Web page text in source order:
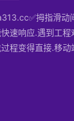
拇指滑动
速响应.遇到工程
程变得直接.移动